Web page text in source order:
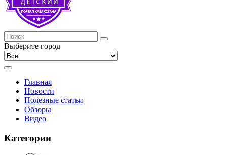
Выберите город
Главная
Новости
Полезные статьи
Обзоры
Видео
Категории